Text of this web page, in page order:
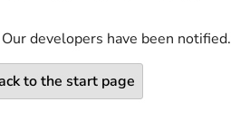
developers have been notified.
to the start page